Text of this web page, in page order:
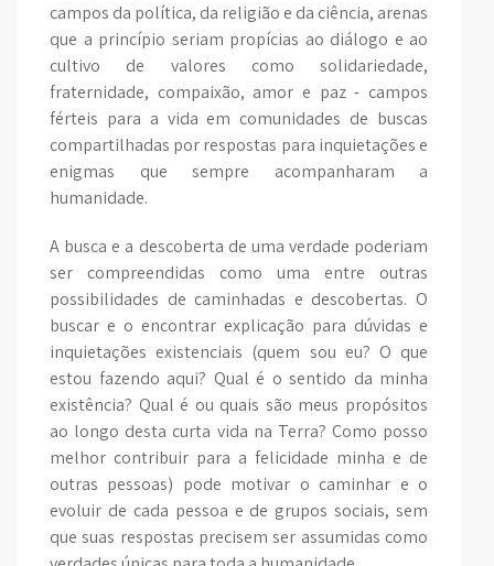
campos da política, da religião e da ciência, arenas
que a princípio seriam propícias ao diálogo e ao
cultivo de valores como solidariedade,
fraternidade, compaixão, amor e paz - campos
férteis para a vida em comunidades de buscas
compartilhadas por respostas para inquietações e
enigmas que sempre acompanharam a
humanidade.
A busca e a descoberta de uma verdade poderiam
ser compreendidas como uma entre outras
possibilidades de caminhadas e descobertas. O
buscar e o encontrar explicação para dúvidas e
inquietações existenciais (quem sou eu? O que
estou fazendo aqui? Qual é o sentido da minha
existência? Qual é ou quais são meus propósitos
ao longo desta curta vida na Terra? Como posso
melhor contribuir para a felicidade minha e de
outras pessoas) pode motivar o caminhar e o
evoluir de cada pessoa e de grupos sociais, sem
que suas respostas precisem ser assumidas como